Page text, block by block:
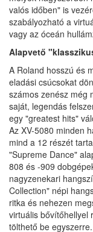
valós időben" is
szabályozható a
vagy az óceán
Alapvető
A Roland hosszú és
eladási csúcsokat
számos zenész még
saját, legendás
egy "greatest hits"
Az XV-5080 minden
mind a 12 részét
"Supreme Dance"
808 és -909
nagyzenekari
Collection" népi
ritka és nehezen
virtuális bővítőhellyel
tölthető be